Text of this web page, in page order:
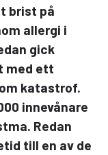
brist på
allergi i
gick
med ett
katastrof.
innevånare
Redan
till en av de